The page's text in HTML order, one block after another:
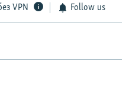
VPN Follow us